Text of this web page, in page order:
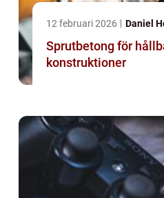
12 februari 2026 Daniel
Sprutbetong för
konstruktioner